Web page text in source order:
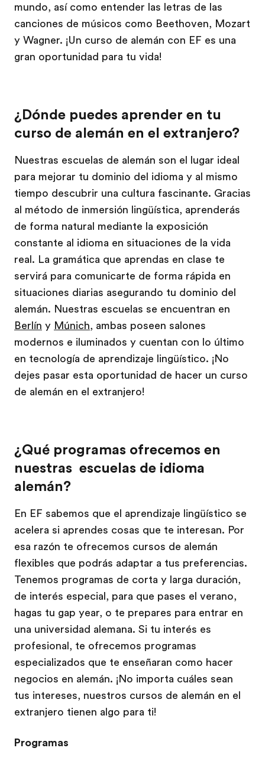
mundo, así como entender las letras de las
canciones de músicos como Beethoven, Mozart
y Wagner. ¡Un curso de alemán con EF es una
gran oportunidad para tu vida!
¿Dónde puedes aprender en tu
curso de alemán en el extranjero?
Nuestras escuelas de alemán son el lugar ideal
para mejorar tu dominio del idioma y al mismo
tiempo descubrir una cultura fascinante. Gracias
al método de inmersión lingüística, aprenderás
de forma natural mediante la exposición
constante al idioma en situaciones de la vida
real. La gramática que aprendas en clase te
servirá para comunicarte de forma rápida en
situaciones diarias asegurando tu dominio del
alemán. Nuestras escuelas se encuentran en
Berlín y Múnich, ambas poseen salones
modernos e iluminados y cuentan con lo último
en tecnología de aprendizaje lingüístico. ¡No
dejes pasar esta oportunidad de hacer un curso
de alemán en el extranjero!
¿Qué programas ofrecemos en
nuestras escuelas de idioma
alemán?
En EF sabemos que el aprendizaje lingüístico se
acelera si aprendes cosas que te interesan. Por
esa razón te ofrecemos cursos de alemán
flexibles que podrás adaptar a tus preferencias.
Tenemos programas de corta y larga duración,
de interés especial, para que pases el verano,
hagas tu gap year, o te prepares para entrar en
una universidad alemana. Si tu interés es
profesional, te ofrecemos programas
especializados que te enseñaran como hacer
negocios en alemán. ¡No importa cuáles sean
tus intereses, nuestros cursos de alemán en el
extranjero tienen algo para ti!
Programas